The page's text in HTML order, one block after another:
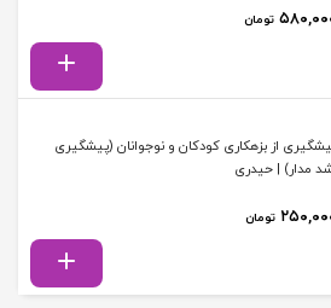
تومان
از بزهکاری کودکان و نوجوانان (پیشگیری
مدار) | حیدری
تومان